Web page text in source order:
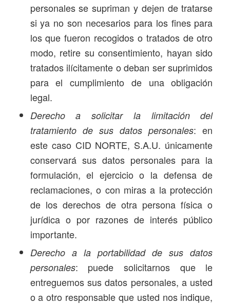
personales se supriman y dejen de tratarse
si ya no son necesarios para los fines para
los que fueron recogidos o tratados de otro
modo, retire su consentimiento, hayan sido
tratados ilícitamente o deban ser suprimidos
para el cumplimiento de una obligación
legal.
Derecho a solicitar la limitación del
tratamiento de sus datos personales: en
este caso CID NORTE, S.A.U. únicamente
conservará sus datos personales para la
formulación, el ejercicio o la defensa de
reclamaciones, o con miras a la protección
de los derechos de otra persona física o
jurídica o por razones de interés público
importante.
Derecho a la portabilidad de sus datos
personales: puede solicitarnos que le
entreguemos sus datos personales, a usted
o a otro responsable que usted nos indique,